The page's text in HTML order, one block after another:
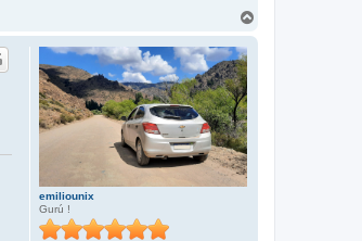
emiliounix
Gurú !